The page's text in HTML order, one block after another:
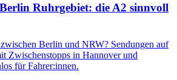
Ruhrgebiet: die A2 sinnvoll
Berlin und NRW? Sendungen auf
Zwischenstopps in Hannover und
für Fahrer:innen.